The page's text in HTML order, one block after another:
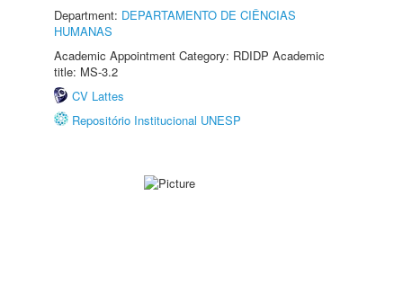
Department: DEPARTAMENTO DE CIÊNCIAS
HUMANAS
Academic Appointment Category: RDIDP Academic
title: MS-3.2
CV Lattes
Repositório Institucional UNESP